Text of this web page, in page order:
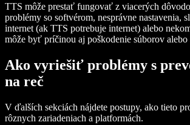
TTS môže prestať fungovať z viacerých
problémy so softvérom, nesprávne nastavenia,
internet (ak TTS potrebuje internet) alebo
môže byť príčinou aj poškodenie súborov alebo
Ako vyriešiť problémy s
na reč
V ďalších sekciách nájdete postupy, ako tieto
rôznych zariadeniach a platformách.